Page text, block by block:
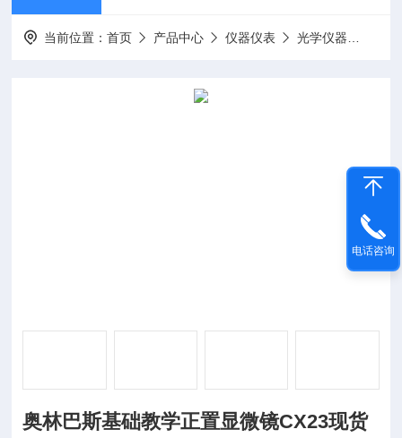
当前位置：首页 产品中心 仪器仪表 光学仪器
奥林巴斯基础教学正置显微镜CX23现货
电话咨询